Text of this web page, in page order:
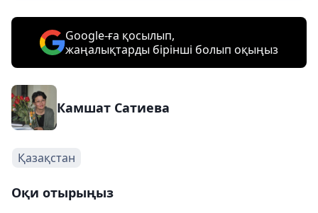
Google-ға қосылып,
жаңалықтарды бірінші болып оқыңыз
Камшат Сатиева
Қазақстан
Оқи отырыңыз